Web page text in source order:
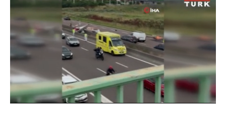
Sesi
Aç
Yüklendi:
100.00%
Oynatma
Hızı